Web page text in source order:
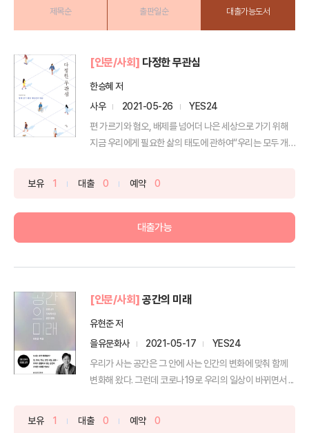
제목순 출판일순 대출가능도서
[인문/사회] 다정한 무관심
한승혜 저
사우
2021-05-26
YES24
편 가르기와 혐오, 배제를 넘어더 나은 세상으로 가기 위해
지금 우리에게 필요한 삶의 태도에 관하여“우리는 모두 개
보유 1 대출 0 예약 0
대출가능
[인문/사회] 공간의 미래
유현준 저
을유문화사
2021-05-17
YES24
우리가 사는 공간은 그 안에 사는 인간의 변화에 맞춰 함께
변화해 왔다. 그런데 코로나19로 우리의 일상이 바뀌면서 ...
보유 1 대출 0 예약 0